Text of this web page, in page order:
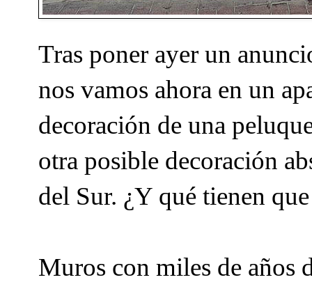
Tras poner ayer un
nos vamos ahora en un
decoración de una
otra posible decoración
del Sur. ¿Y qué tienen
Muros con miles de años